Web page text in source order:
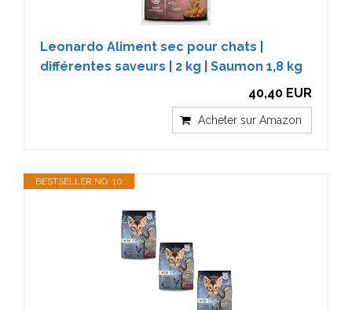
Leonardo Aliment sec pour chats |
différentes saveurs | 2 kg | Saumon 1,8 kg
40,40 EUR
Acheter sur Amazon
BESTSELLER NO. 10